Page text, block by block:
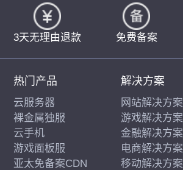
3天无理由退款 免费备案
热门产品
云服务器
裸金属独服
云手机
游戏面板服
亚太免备案CDN
解决方案
网站解决方案
游戏解决方案
金融解决方案
电商解决方案
移动解决方案